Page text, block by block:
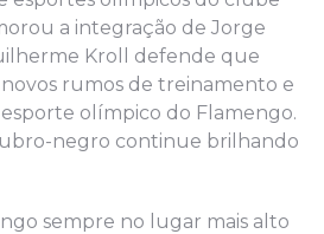
a integração de Jorge
Kroll defende que
rumos de treinamento e
olímpico do Flamengo.
negro continue brilhando
sempre no lugar mais alto